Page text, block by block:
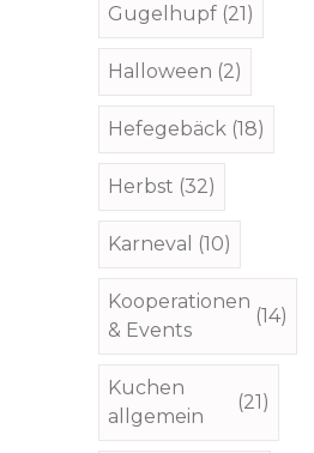
Gugelhupf (21)
Halloween (2)
Hefegebäck (18)
Herbst (32)
Karneval (10)
Kooperationen
& Events
(14)
Kuchen
allgemein
(21)